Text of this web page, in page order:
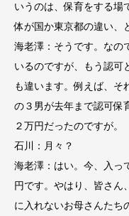
いうのは、保育をする場
体が国か東京都の違い、
海老澤：そうです。なの
いるのですが、もう認可
も違います。例えば、そ
の３男が去年まで認可保
２万円だったのですが。
石川：月々？
海老澤：はい。今、入っ
円です。やはり、皆さん
に入れないお母さんたち